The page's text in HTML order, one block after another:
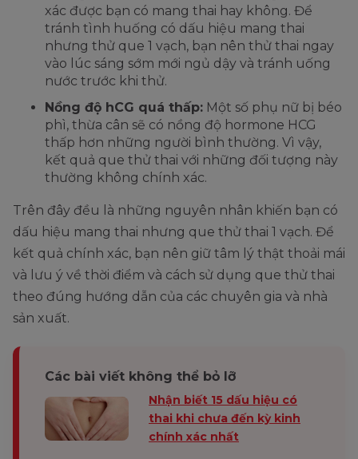
xác được bạn có mang thai hay không. Để
tránh tình huống có dấu hiệu mang thai
nhưng thử que 1 vạch, bạn nên thử thai ngay
vào lúc sáng sớm mới ngủ dậy và tránh uống
nước trước khi thử.
Nồng độ hCG quá thấp: Một số phụ nữ bị béo
phì, thừa cân sẽ có nồng độ hormone HCG
thấp hơn những người bình thường. Vì vậy,
kết quả que thử thai với những đối tượng này
thường không chính xác.
Trên đây đều là những nguyên nhân khiến bạn có
dấu hiệu mang thai nhưng que thử thai 1 vạch. Để
kết quả chính xác, bạn nên giữ tâm lý thật thoải mái
và lưu ý về thời điểm và cách sử dụng que thử thai
theo đúng hướng dẫn của các chuyên gia và nhà
sản xuất.
Các bài viết không thể bỏ lỡ
Nhận biết 15 dấu hiệu có
thai khi chưa đến kỳ kinh
chính xác nhất